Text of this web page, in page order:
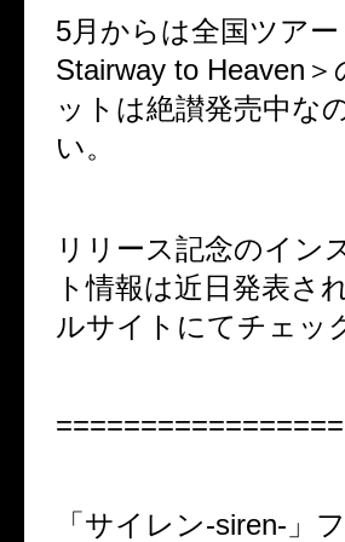
5月からは全国ツア
Stairway to Heaven
ットは絶讃発売中な
い。
リリース記念のイン
ト情報は近日発表さ
ルサイトにてチェッ
「サイレン-siren-」